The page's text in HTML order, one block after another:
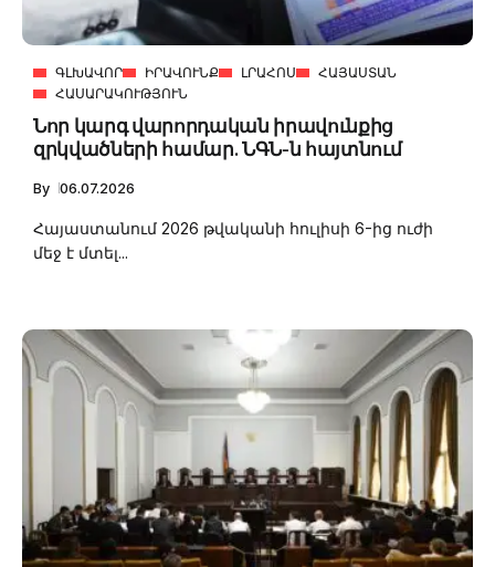
ԳԼԽԱՎՈՐ ԻՐԱՎՈՒՆՔ ԼՐԱՀՈՍ
ՀԱՅԱՍՏԱՆ
ՀԱՍԱՐԱԿՈՒԹՅՈՒՆ
Նոր կարգ վարորդական իրավունքից
զրկվածների համար. ՆԳՆ-ն հայտնում
By 06.07.2026
Հայաստանում 2026 թվականի հուլիսի 6-ից ուժի
մեջ է մտել...